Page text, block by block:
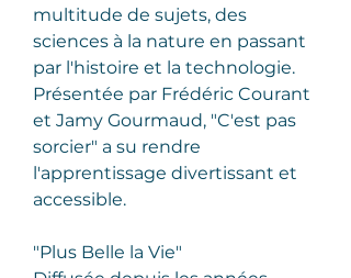
multitude de sujets, des
sciences à la nature en passant
par l'histoire et la technologie.
Présentée par Frédéric Courant
et Jamy Gourmaud, "C'est pas
sorcier" a su rendre
l'apprentissage divertissant et
accessible.
"Plus Belle la Vie"